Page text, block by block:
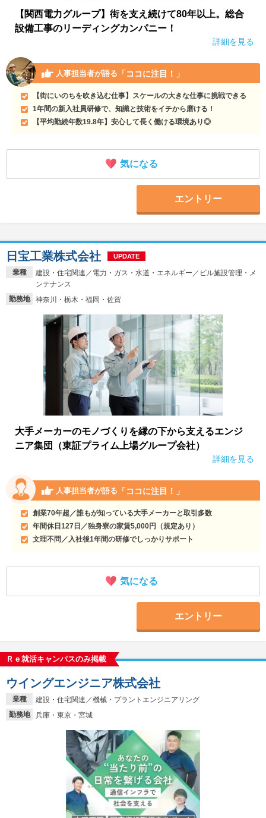
就活時事ニュースを更新 不明点があればこちら
【関西電力グループ】街を支え続けて80年以上。総合
設備工事のリーディングカンパニー！
詳細を見る
人事担当者が語る 「ココに注目！」
【街にいのちを吹き込む仕事】スケールの大きな仕事に挑戦できる
1年間の新入社員研修で、知識と技術をイチから磨ける！
【平均勤続年数19.8年】安心して長く働ける環境あり◎
気になる
エントリー
業種
建設・住宅関連／電力・ガス・水道・エネルギー／ビル施設管理・メ
ンテナンス
勤務地
神奈川・栃木・福岡・佐賀
日宝工業株式会社 UPDATE
大手メーカーのモノづくりを縁の下から支えるエンジ
ニア集団（東証プライム上場グループ会社）
詳細を見る
人事担当者が語る 「ココに注目！」
創業70年超／誰もが知っている大手メーカーと取引多数
年間休日127日／独身寮の家賃5,000円（規定あり）
文理不問／入社後1年間の研修でしっかりサポート
気になる
エントリー
Ｒｅ就活キャンパスのみ掲載
業種
建設・住宅関連／機械・プラントエンジニアリング
勤務地
兵庫・東京・宮城
ウイングエンジニア株式会社